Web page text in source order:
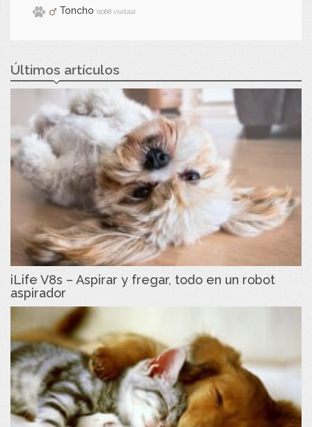
Toncho (1068 visitas)
Últimos artículos
iLife V8s – Aspirar y fregar, todo en un robot
aspirador